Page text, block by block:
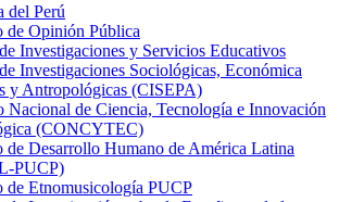
del Perú
de Opinión Pública
Investigaciones y Servicios Educativos
Investigaciones Sociológicas, Económica
y Antropológicas (CISEPA)
Nacional de Ciencia, Tecnología e Innovación
(CONCYTEC)
de Desarrollo Humano de América Latina
PUCP)
de Etnomusicología PUCP